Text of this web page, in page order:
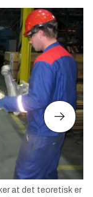
at det teoretisk er